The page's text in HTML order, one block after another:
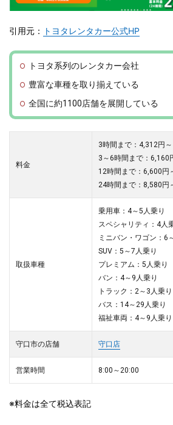
引用元： トヨタレンタカー公式HP
トヨタ系列のレンタカー会社
豊富な車種を取り揃えている
全国に約1100店舗を展開している
料金
3時間まで：4,312円～
3～6時間まで：6,160
12時間まで：6,600円
24時間まで：8,580円
取扱車種
乗用車：4～5人乗り
スペシャリティ：4人
ミニバン・ワゴン：6
SUV：5～7人乗り
プレミアム：5人乗り
バン：4～9人乗り
トラック：2～3人乗り
バス：14～29人乗り
福祉車両：4～9人乗り
守口市の店舗 守口店
営業時間 8:00～20:00
※料金は全て税込表記